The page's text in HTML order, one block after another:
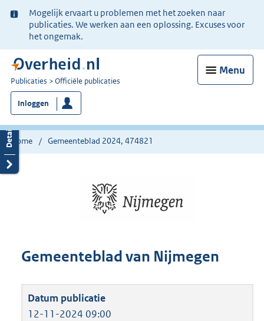
Ter
informatie:
Mogelijk ervaart u problemen met het zoeken naar
publicaties. We werken aan een oplossing. Excuses voor
het ongemak.
Menu
U
bent
nu
hier:
Publicaties Officiële publicaties
Inloggen
Home Gemeenteblad 2024, 474821
Gemeenteblad van Nijmegen
12-11-2024 09:00